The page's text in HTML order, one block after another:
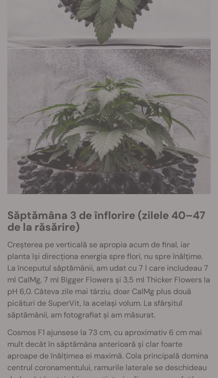
Săptămâna 3 de înflorire (zilele 40–47
de la răsărire)
Creșterea pe verticală se apropia acum de final, iar
planta își direcționa energia spre flori, nu spre înălțime.
La începutul săptămânii, am udat cu 7 l care includeau 7
ml CalMg, 7 ml Bigger Flowers și 3,5 ml Thicker Flowers la
pH 6,0. Câteva zile mai târziu, doar CalMg plus două
picături de SuperVit, la același volum. La sfârșitul
săptămânii, am fotografiat și am măsurat.
Cosmos F1 ajunsese la 73 cm, cu aproximativ 6 cm mai
mult decât în săptămâna anterioară și clar foarte
aproape de înălțimea ei maximă. Cola principală domina
centrul coronamentului, ramurile laterale se deschideau